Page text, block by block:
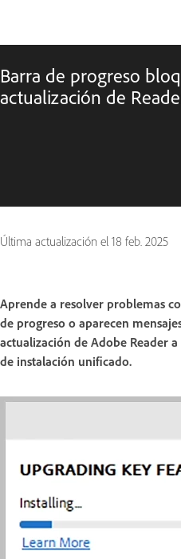
Barra de progreso
actualización de
Última actualización el 18 feb. 2025
Aprende a resolver problemas
de progreso o aparecen
actualización de Adobe Reader
de instalación unificado.